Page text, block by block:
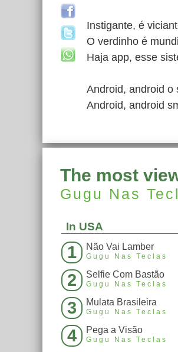
Instigante, é
O verdinho é
Haja app, esse
Android, android o
Android, android
The most
Gugu Nas
In USA
1 Não Vai Lamber
Gugu Nas Teclas
2 Selfie Com Bastão
Gugu Nas Teclas
3 Mulata Brasileira
Gugu Nas Teclas
4 Pega a Visão
Gugu Nas Teclas